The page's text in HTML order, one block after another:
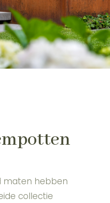
maten hebben
collectie